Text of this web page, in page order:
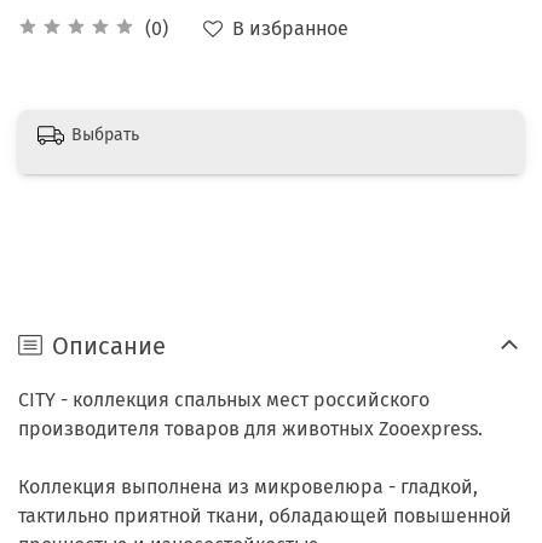
(0) В избранное
Выбрать
Описание
CITY - коллекция спальных мест российского
производителя товаров для животных Zooexpress.
Коллекция выполнена из микровелюра - гладкой,
тактильно приятной ткани, обладающей повышенной